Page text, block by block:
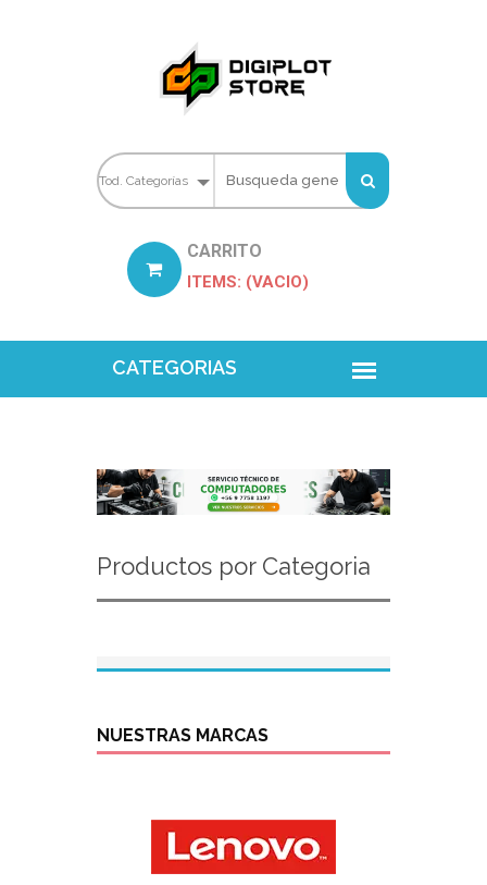
CARRITO
ITEMS: (VACIO)
Productos por Categoria
NUESTRAS MARCAS